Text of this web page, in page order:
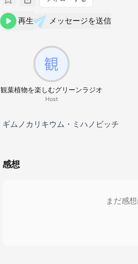
再生 メッセージを送信
観葉植物を楽しむグリーンラジオ
Host
ギムノカリキウム・ミハノビッチ
感想
まだ感